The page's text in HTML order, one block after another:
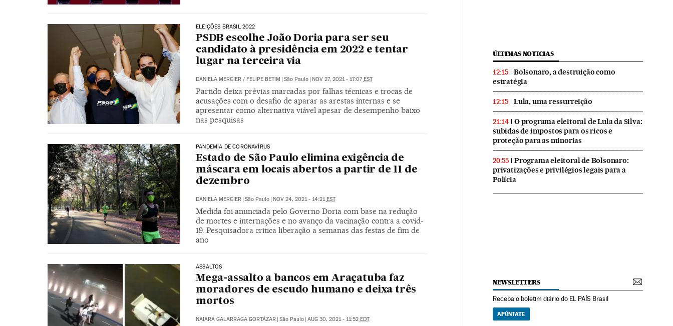
ELEIÇÕES BRASIL 2022
PSDB escolhe João Doria para ser seu
candidato à presidência em 2022 e tentar
lugar na terceira via
DANIELA MERCIER/ FELIPE BETIM São Paulo NOV 27, 2021 - 17:07 EST
Partido deixa prévias marcadas por falhas técnicas e trocas de
acusações com o desafio de aparar as arestas internas e se
apresentar como alternativa viável apesar de desempenho baixo
nas pesquisas
PANDEMIA DE CORONAVÍRUS
Estado de São Paulo elimina exigência de
máscara em locais abertos a partir de 11 de
dezembro
DANIELA MERCIER São Paulo NOV 24, 2021 - 14:21 EST
Medida foi anunciada pelo Governo Doria com base na redução
de mortes e internações e no avanço da vacinação contra a covid-
19. Pesquisadora critica liberação a semanas das festas de fim de
ano
ASSALTOS
Mega-assalto a bancos em Araçatuba faz
moradores de escudo humano e deixa três
mortos
NAIARA GALARRAGA GORTÁZAR São Paulo AUG 30, 2021 - 11:52 EDT
ÚLTIMAS NOTICIAS
12:15
Bolsonaro, a destruição como
estratégia
12:15 Lula, uma ressurreição
21:14
O programa eleitoral de Lula da Silva:
subidas de impostos para os ricos e
proteção para as minorias
20:55
Programa eleitoral de Bolsonaro:
privatizações e privilégios legais para a
Polícia
NEWSLETTERS
Receba o boletim diário do EL PAÍS Brasil
APÚNTATE